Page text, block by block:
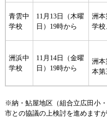
青雲中
学校
11月13日（木曜
日）19時から
洲本
学
洲浜中
学校
11月14日（金曜
日）19時から
洲本
本第
※納・鮎屋地区（組合立広田小
市との協議の上検討を進めます